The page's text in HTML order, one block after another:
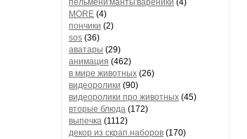
пельмени'манты'вареники (4)
MORE (4)
пончики (2)
sos (36)
аватары (29)
анимация (462)
в мире животных (26)
видеоролики (90)
видеоролики про животных (45)
вторые блюда (172)
выпечка (1112)
декор из скрап.наборов (170)